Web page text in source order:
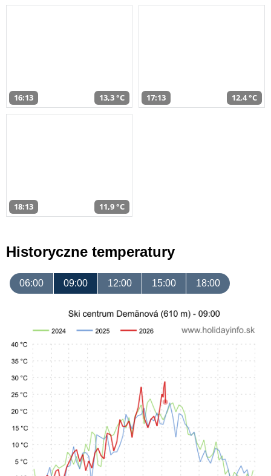
16:13 13,3 °C 17:13 12,4 °C
18:13 11,9 °C
Historyczne temperatury
06:00 09:00 12:00 15:00 18:00